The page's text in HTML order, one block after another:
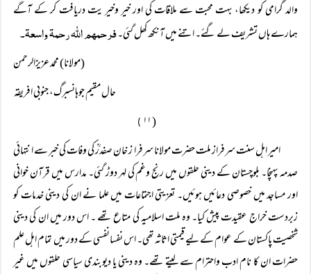
والد گرامی کو دیکھا، بہت محبت سے ملاقات کی اور خیر وخیر یت دریافت کر کے آگے
ہمارے ہاں تشریف لے گئے۔ اتنے میں آنکھ کھل گئی۔فرحمہم اللہ رحمۃ واسعۃ۔
(مولانا) محمد عزیزالرحمن
حال مقیم جوہانسبرگ، جنوبی افریقہ
( ۱۱
)
امیر اہل سنت سرفراز ملت حضرت مولانا سرفرا ز خان صفدرؒ کی وفات کی خبر سے انتہائی
صدمہ پہنچا۔ بلوچستان کے دینی حلقوں میں رنج وغم کی لہر دوڑ گئی۔ مدارس میں قرآن خوانی
اور مساجد میں خصوصی دعائیں ہوئیں۔ تعزیتی اجتماعات میں علما نے ان کی دینی خدمات کو
زبردست خراج عقیدت پیش کیا۔ وہ ملت اسلامیہ کی متاع تھے ۔ اس دور میں ان کی دینی
شخصیت پاکستان کے عوام کے لیے قیمتی اثاثہ تھی۔ اس نفسانفسی کے دور میں تمام اہل علم
حضرات ان کا نام ادب واحترام سے لیتے تھے۔ وہ دینی یا دیوبندی سیاسی حلقوں میں غیر